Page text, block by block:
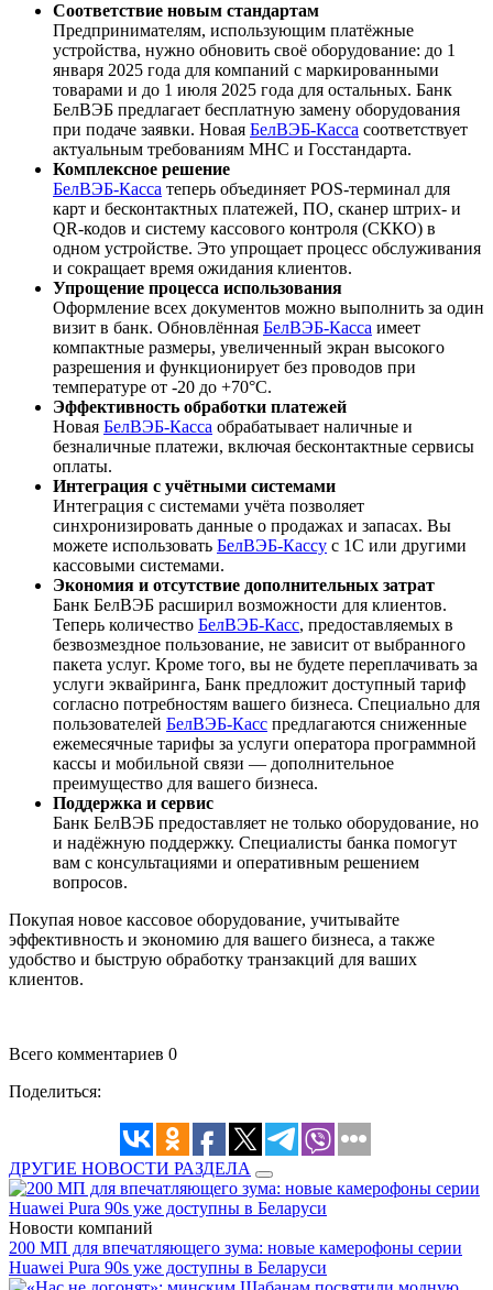
Соответствие новым стандартам
Предпринимателям, использующим платёжные
устройства, нужно обновить своё оборудование: до 1
января 2025 года для компаний с маркированными
товарами и до 1 июля 2025 года для остальных. Банк
БелВЭБ предлагает бесплатную замену оборудования
при подаче заявки. Новая БелВЭБ-Касса соответствует
актуальным требованиям МНС и Госстандарта.
Комплексное решение
БелВЭБ-Касса теперь объединяет POS-терминал для
карт и бесконтактных платежей, ПО, сканер штрих- и
QR-кодов и систему кассового контроля (СККО) в
одном устройстве. Это упрощает процесс обслуживания
и сокращает время ожидания клиентов.
Упрощение процесса использования
Оформление всех документов можно выполнить за один
визит в банк. Обновлённая БелВЭБ-Касса имеет
компактные размеры, увеличенный экран высокого
разрешения и функционирует без проводов при
температуре от -20 до +70°C.
Эффективность обработки платежей
Новая БелВЭБ-Касса обрабатывает наличные и
безналичные платежи, включая бесконтактные сервисы
оплаты.
Интеграция с учётными системами
Интеграция с системами учёта позволяет
синхронизировать данные о продажах и запасах. Вы
можете использовать БелВЭБ-Кассу с 1С или другими
кассовыми системами.
Экономия и отсутствие дополнительных затрат
Банк БелВЭБ расширил возможности для клиентов.
Теперь количество БелВЭБ-Касс, предоставляемых в
безвозмездное пользование, не зависит от выбранного
пакета услуг. Кроме того, вы не будете переплачивать за
услуги эквайринга, Банк предложит доступный тариф
согласно потребностям вашего бизнеса. Специально для
пользователей БелВЭБ-Касс предлагаются сниженные
ежемесячные тарифы за услуги оператора программной
кассы и мобильной связи — дополнительное
преимущество для вашего бизнеса.
Поддержка и сервис
Банк БелВЭБ предоставляет не только оборудование, но
и надёжную поддержку. Специалисты банка помогут
вам с консультациями и оперативным решением
вопросов.
Покупая новое кассовое оборудование, учитывайте
эффективность и экономию для вашего бизнеса, а также
удобство и быструю обработку транзакций для ваших
клиентов.
Всего комментариев 0
Поделиться:
ДРУГИЕ НОВОСТИ РАЗДЕЛА
Новости компаний
200 МП для впечатляющего зума: новые камерофоны серии
Huawei Pura 90s уже доступны в Беларуси